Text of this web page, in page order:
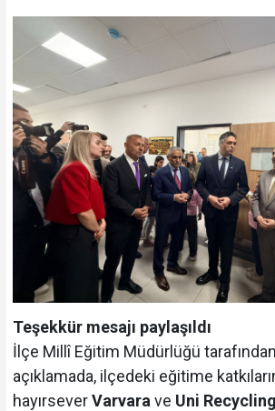
Teşekkür mesajı paylaşıldı
İlçe Millî Eğitim Müdürlüğü
açıklamada, ilçedeki eğitime
hayırseverVarvara ve Uni